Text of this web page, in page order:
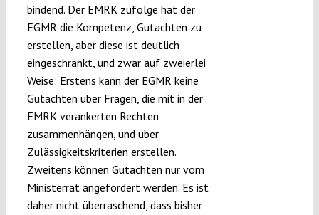
bindend. Der EMRK zufolge hat der
EGMR die Kompetenz, Gutachten zu
erstellen, aber diese ist deutlich
eingeschränkt, und zwar auf zweierlei
Weise: Erstens kann der EGMR keine
Gutachten über Fragen, die mit in der
EMRK verankerten Rechten
zusammenhängen, und über
Zulässigkeitskriterien erstellen.
Zweitens können Gutachten nur vom
Ministerrat angefordert werden. Es ist
daher nicht überraschend, dass bisher